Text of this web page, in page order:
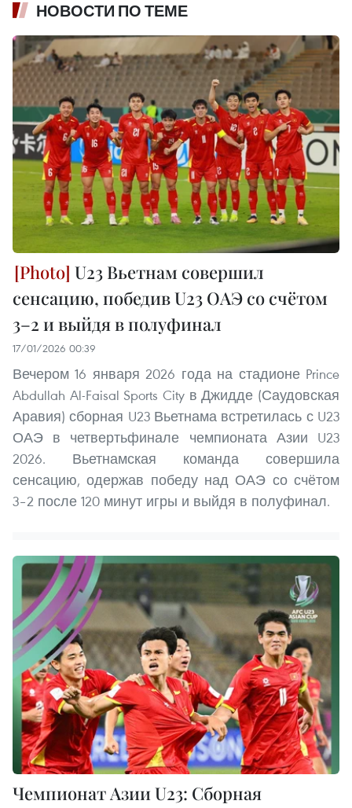
НОВОСТИ ПО ТЕМЕ
U23 Вьетнам совершил
сенсацию, победив U23 ОАЭ со счётом
3–2 и выйдя в полуфинал
17/01/2026 00:39
Вечером 16 января 2026 года на стадионе Prince
Abdullah Al-Faisal Sports City в Джидде (Саудовская
Аравия) сборная U23 Вьетнама встретилась с U23
ОАЭ в четвертьфинале чемпионата Азии U23
2026. Вьетнамская команда совершила
сенсацию, одержав победу над ОАЭ со счётом
3–2 после 120 минут игры и выйдя в полуфинал.
Чемпионат Азии U23: Сборная